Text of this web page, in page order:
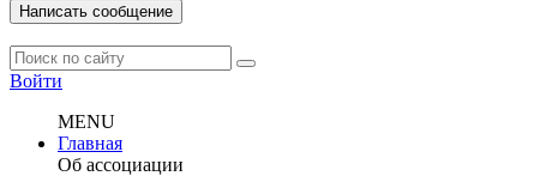
Написать сообщение
Войти
MENU
Главная
Об ассоциации